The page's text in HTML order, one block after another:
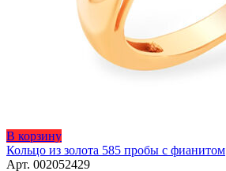
В корзинуЭтот
товар
имеет
Кольцо из золота 585 пробы с фианитом
Арт. 002052429